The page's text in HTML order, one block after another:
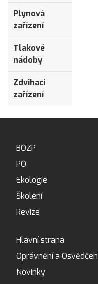
Plynová
zařízení
Tlakové
nádoby
Zdvihací
zařízení
BOZP
PO
Ekologie
Školení
Revize
Hlavní strana
Oprávnění a
Novinky